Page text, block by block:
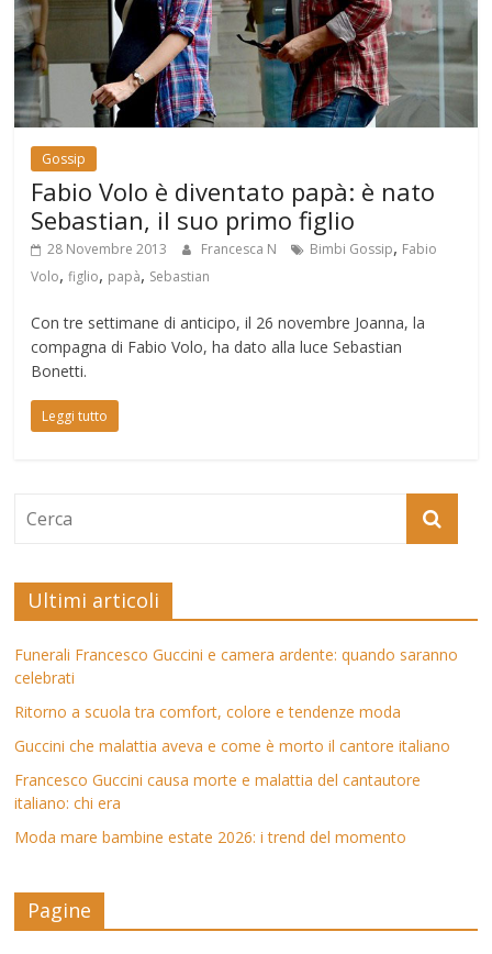
Gossip
Fabio Volo è diventato papà: è nato
Sebastian, il suo primo figlio
28 Novembre 2013 Francesca N Bimbi Gossip, Fabio
Volo,figlio, papà, Sebastian
Con tre settimane di anticipo, il 26 novembre Joanna, la
compagna di Fabio Volo, ha dato alla luce Sebastian
Bonetti.
Leggi tutto
Ultimi articoli
Funerali Francesco Guccini e camera ardente: quando saranno
celebrati
Ritorno a scuola tra comfort, colore e tendenze moda
Guccini che malattia aveva e come è morto il cantore italiano
Francesco Guccini causa morte e malattia del cantautore
italiano: chi era
Moda mare bambine estate 2026: i trend del momento
Pagine